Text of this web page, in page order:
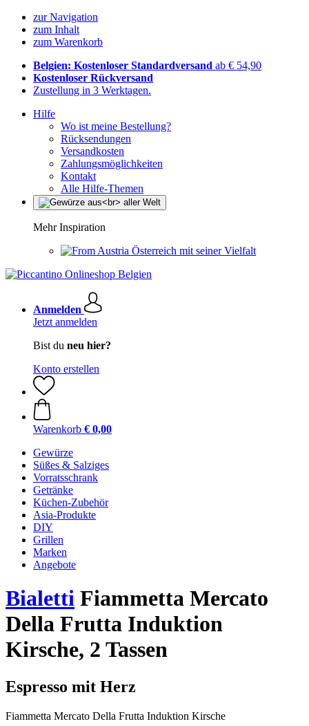
zur Navigation
zum Inhalt
zum Warenkorb
Belgien: Kostenloser Standardversand ab € 54,90
Kostenloser Rückversand
Zustellung in 3 Werktagen.
Hilfe
Wo ist meine Bestellung?
Rücksendungen
Versandkosten
Zahlungsmöglichkeiten
Kontakt
Alle Hilfe-Themen
Mehr Inspiration
Österreich mit seiner Vielfalt
Anmelden
Jetzt anmelden
Bist du neu hier?
Konto erstellen
Warenkorb € 0,00
Gewürze
Süßes & Salziges
Vorratsschrank
Getränke
Küchen-Zubehör
Asia-Produkte
DIY
Grillen
Marken
Angebote
Bialetti Fiammetta Mercato
Della Frutta Induktion
Kirsche, 2 Tassen
Espresso mit Herz
Fiammetta Mercato Della Frutta Induktion Kirsche